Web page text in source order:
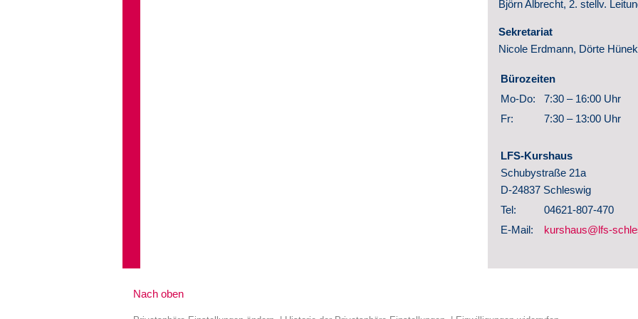
Björn Albrecht, 2. stellv.
Sekretariat
Nicole Erdmann, Dörte
Bürozeiten
Mo-Do:
7:30 – 16:00 Uhr
Fr:
7:30 – 13:00 Uhr
LFS-Kurshaus
Schubystraße 21a
D-24837 Schleswig
Tel:
04621-807-470
E-Mail:
kurshaus@lfs-
Nach oben